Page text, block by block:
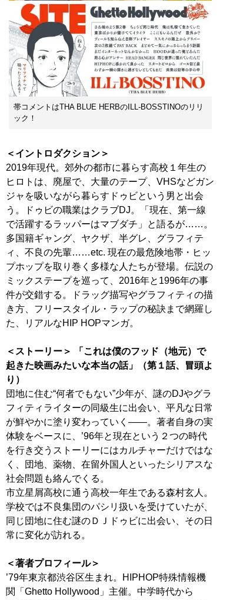
帯コメントはTHA BLUE HERBのILL-BOSSTINOのリリ
ック！
＜イントロダクション＞
2019年現代。郊外の都市に暮らす高校１年生の
ヒロトは、廃屋で、大量のテープ、VHSなどガン
ジャを吸いながら暮らすドゥビという男と出会
う。ドゥビの職業はクラブDJ。「現在、第一線
で活躍するラッパーはマブダチ」と語るが……。
多国籍ギャング、ヤクザ、半グレ、グラフィテ
ィ、不良の先輩……etc. 現在の最危険地帯・ヒッ
プホップを取り巻く多様な人たちが登場。伝説の
ミックステープを巡って、2016年と1996年の事
件が交錯する。ドラッグ描写やグラフィティの描
き方、フリースタイル・ラップの秘訣まで網羅し
た、リアルなHIP HOPマンガ。
＜ストーリー＞ 「これは僕のフッド（地元）で
起きた映画みたいな本当の話」（第１話、冒頭よ
り）
団地に住む“何者でもない”少年が、謎のDJやグラ
フィティライターの同級生に出会い、平凡な日常
が鮮やかに塗り変わっていく――。著者自身の実
体験をベースに、’96年と現在という２つの時代
を行き交うストーリーにはカルチャーだけではな
く、団地、薬物、在留外国人といったシリアスな
社会問題も絡んでくる。
市立星屑高校に通う高校一年生である森村玄人。
学校では不良集団のパシリ扱いを受けていたが、
同じ団地に住む謎のＤＪドゥビに出会い、その日
常に変化が訪れる。
＜著者プロフィール＞
’79年東京都渋谷区生まれ。HIPHOP特殊情報機
関「Ghetto Hollywood」主催。中学時代から